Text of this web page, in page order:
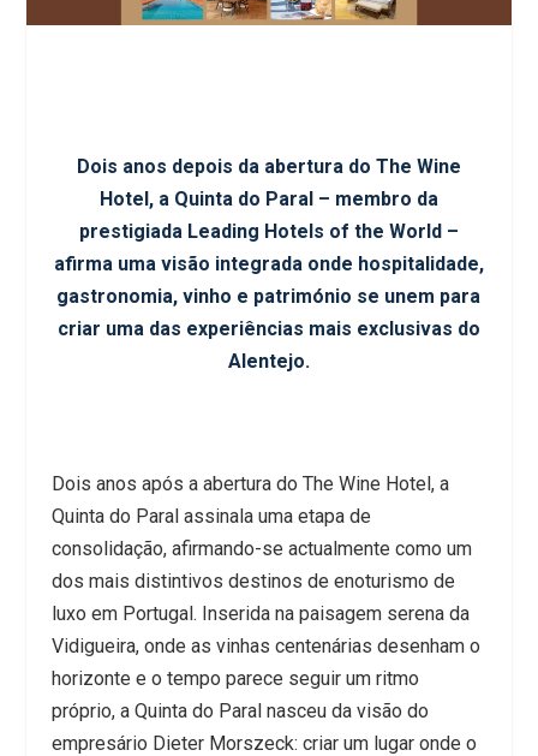
Dois anos depois da abertura do The Wine
Hotel, a Quinta do Paral – membro da
prestigiada Leading Hotels of the World –
afirma uma visão integrada onde hospitalidade,
gastronomia, vinho e património se unem para
criar uma das experiências mais exclusivas do
Alentejo.
Dois anos após a abertura do The Wine Hotel, a
Quinta do Paral assinala uma etapa de
consolidação, afirmando-se actualmente como um
dos mais distintivos destinos de enoturismo de
luxo em Portugal. Inserida na paisagem serena da
Vidigueira, onde as vinhas centenárias desenham o
horizonte e o tempo parece seguir um ritmo
próprio, a Quinta do Paral nasceu da visão do
empresário Dieter Morszeck: criar um lugar onde o